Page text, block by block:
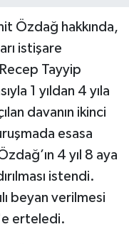
Özdağ hakkında,
istişare
Tayyip
1 yıldan 4 yıla
davanın ikinci
esasa
4 yıl 8 aya
istendi.
beyan verilmesi
erteledi.